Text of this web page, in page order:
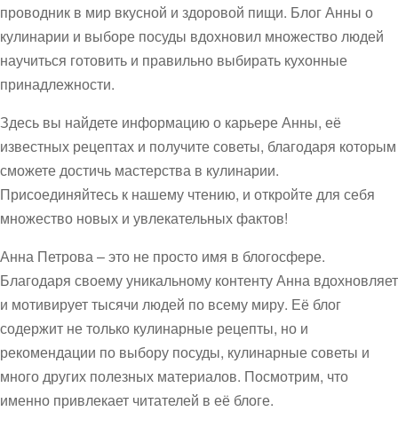
проводник в мир вкусной и здоровой пищи. Блог Анны о
кулинарии и выборе посуды вдохновил множество людей
научиться готовить и правильно выбирать кухонные
принадлежности.
Здесь вы найдете информацию о карьере Анны, её
известных рецептах и получите советы, благодаря которым
сможете достичь мастерства в кулинарии.
Присоединяйтесь к нашему чтению, и откройте для себя
множество новых и увлекательных фактов!
Анна Петрова – это не просто имя в блогосфере.
Благодаря своему уникальному контенту Анна вдохновляет
и мотивирует тысячи людей по всему миру. Её блог
содержит не только кулинарные рецепты, но и
рекомендации по выбору посуды, кулинарные советы и
много других полезных материалов. Посмотрим, что
именно привлекает читателей в её блоге.